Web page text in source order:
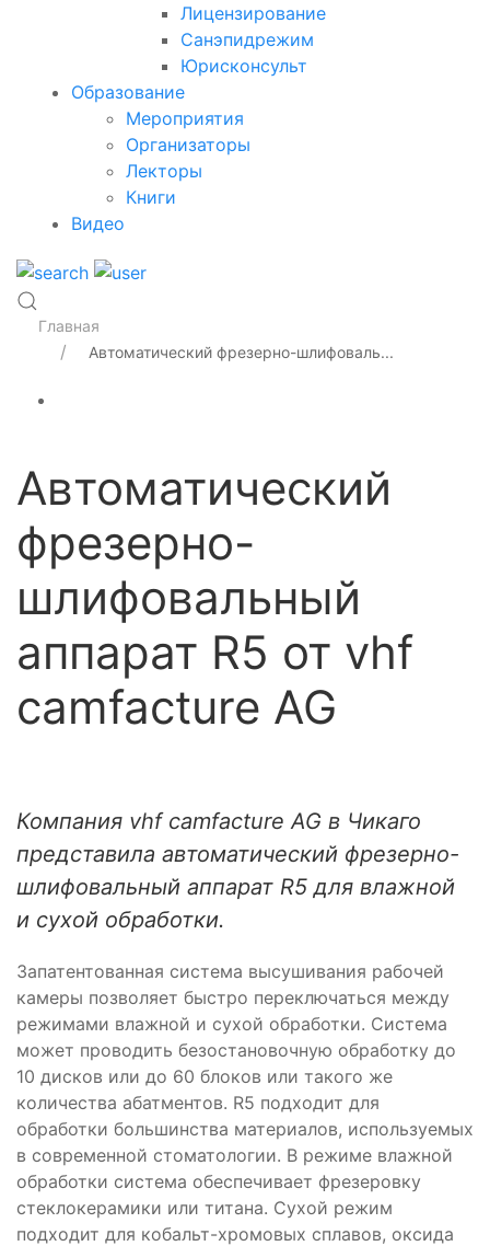
Лицензирование
Санэпидрежим
Юрисконсульт
Образование
Мероприятия
Организаторы
Лекторы
Книги
Видео
Главная
Автоматический фрезерно-шлифоваль...
Автоматический
фрезерно-
шлифовальный
аппарат R5 от vhf
camfacture AG
Компания vhf camfacture AG в Чикаго
представила автоматический фрезерно-
шлифовальный аппарат R5 для влажной
и сухой обработки.
Запатентованная система высушивания рабочей
камеры позволяет быстро переключаться между
режимами влажной и сухой обработки. Система
может проводить безостановочную обработку до
10 дисков или до 60 блоков или такого же
количества абатментов. R5 подходит для
обработки большинства материалов, используемых
в современной стоматологии. В режиме влажной
обработки система обеспечивает фрезеровку
стеклокерамики или титана. Сухой режим
подходит для кобальт-хромовых сплавов, оксида